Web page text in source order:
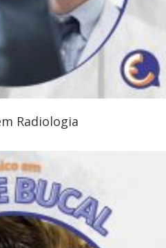
Radiologia